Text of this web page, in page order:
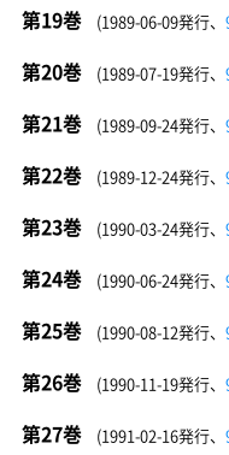
第19巻 (1989-06-09発行、
第20巻 (1989-07-19発行、
第21巻 (1989-09-24発行、
第22巻 (1989-12-24発行、
第23巻 (1990-03-24発行、
第24巻 (1990-06-24発行、
第25巻 (1990-08-12発行、
第26巻 (1990-11-19発行、
第27巻 (1991-02-16発行、